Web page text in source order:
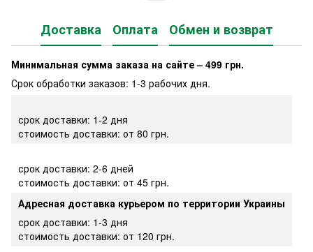
Доставка Оплата Обмен и возврат
Минимальная сумма заказа на сайте – 499 грн.
Срок обработки заказов: 1-3 рабочих дня.
срок доставки: 1-2 дня
стоимость доставки: от 80 грн.
срок доставки: 2-6 дней
стоимость доставки: от 45 грн.
Адресная доставка курьером по территории Украины
срок доставки: 1-3 дня
стоимость доставки: от 120 грн.